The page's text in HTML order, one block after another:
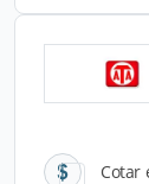
Cotar